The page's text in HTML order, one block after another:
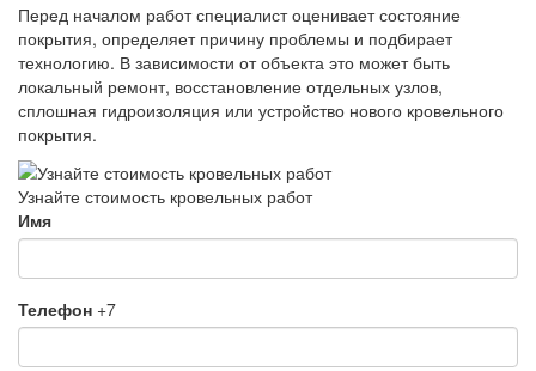
Перед началом работ специалист оценивает состояние
покрытия, определяет причину проблемы и подбирает
технологию. В зависимости от объекта это может быть
локальный ремонт, восстановление отдельных узлов,
сплошная гидроизоляция или устройство нового кровельного
покрытия.
Узнайте стоимость кровельных работ
Имя
Телефон +7